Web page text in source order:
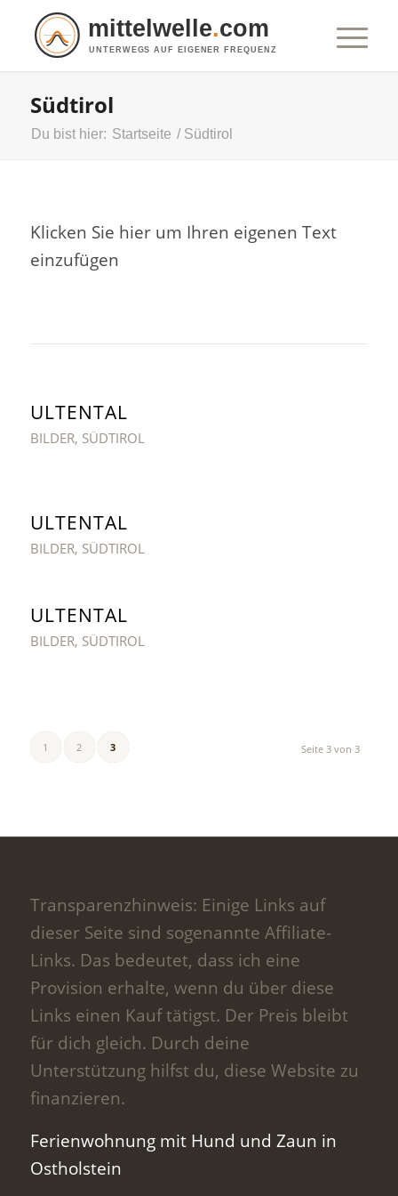
mittelwelle.com
UNTERWEGS AUF EIGENER FREQUENZ
Südtirol
Du bist hier: Startseite / Südtirol
Klicken Sie hier um Ihren eigenen Text
einzufügen
ULTENTAL
BILDER, SÜDTIROL
ULTENTAL
BILDER, SÜDTIROL
ULTENTAL
BILDER, SÜDTIROL
Seite 3 von 3
1 2 3
Transparenzhinweis: Einige Links auf
dieser Seite sind sogenannte Affiliate-
Links. Das bedeutet, dass ich eine
Provision erhalte, wenn du über diese
Links einen Kauf tätigst. Der Preis bleibt
für dich gleich. Durch deine
Unterstützung hilfst du, diese Website zu
finanzieren.
Ferienwohnung mit Hund und Zaun in
Ostholstein